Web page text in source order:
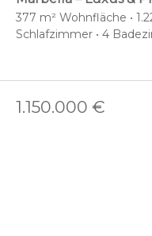
377 m² Wohnfläche •
Schlafzimmer • 4
1.150.000 €